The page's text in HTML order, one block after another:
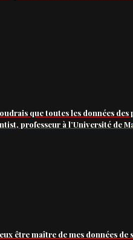
que toutes les données
professeur à l’Université de
être maître de mes données